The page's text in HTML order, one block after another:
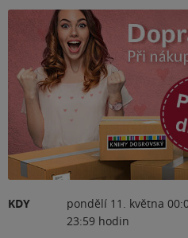
KDY pondělí 11. května
23:59 hodin